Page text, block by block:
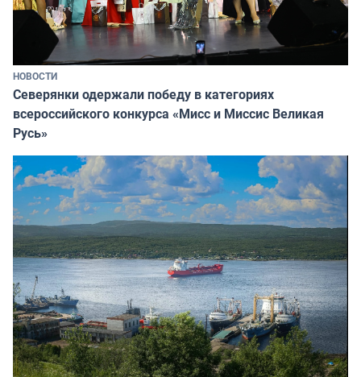
НОВОСТИ
Северянки одержали победу в категориях
всероссийского конкурса «Мисс и Миссис Великая
Русь»